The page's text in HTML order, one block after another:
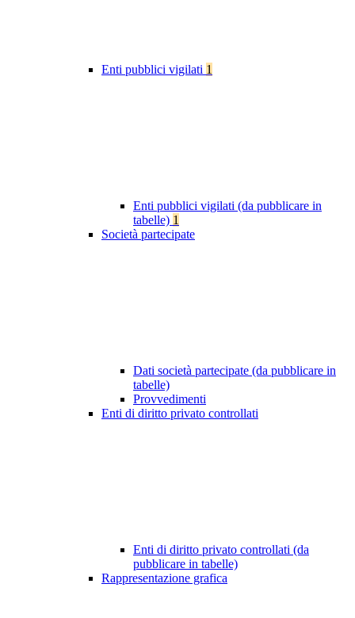
Enti pubblici vigilati 1
Enti pubblici vigilati (da pubblicare in
tabelle) 1
Società partecipate
Dati società partecipate (da pubblicare in
tabelle)
Provvedimenti
Enti di diritto privato controllati
Enti di diritto privato controllati (da
pubblicare in tabelle)
Rappresentazione grafica